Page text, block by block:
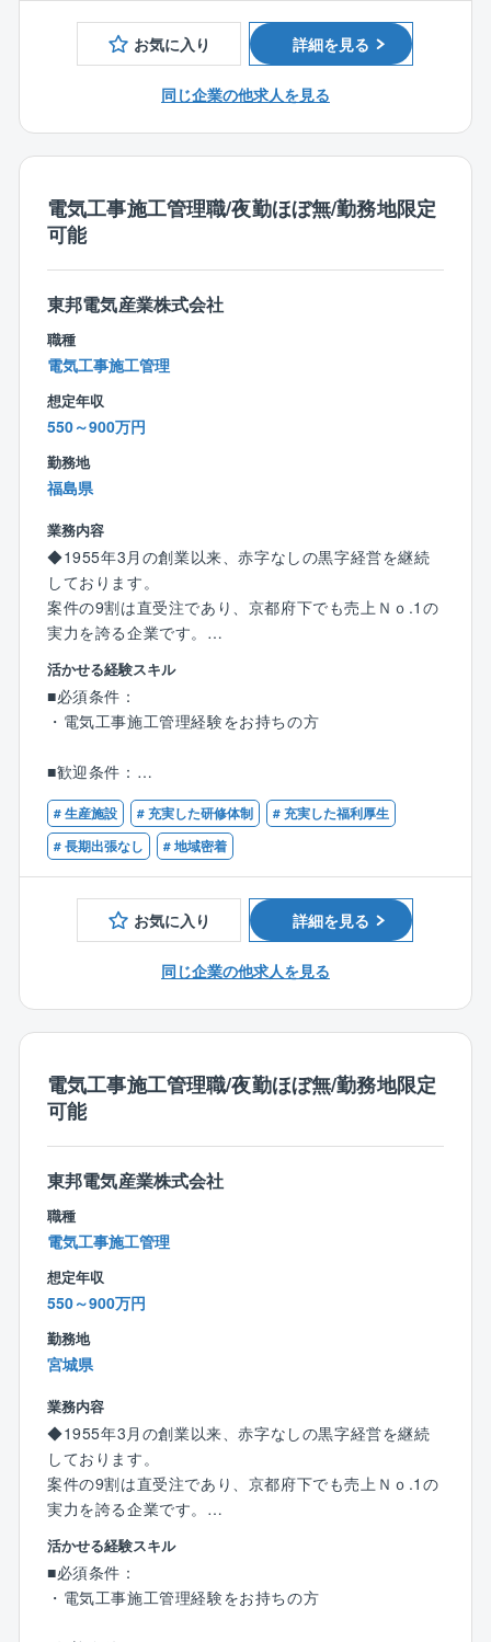
す。
■建物内部での業務
・高圧幹線工事
・生産設備のための電気工事
・照明工事・放送設備工事・自動火災報知設備
・ネットワーク工事・セキュリティ工事など
・受電設備工事
・変電設備工事
・再生可能エネルギー設備工事など
【働き方について】
張している人の方が少ないです。
・残業時間を減らすために建設ディレクターのポジシ
ョンを設けるなど、施工管理の負担を減らすための施
策を積極的に取り入れています。
【配属部署について】
現在、12名が在籍しております（20代7人、30代1人、
40代4人）。
【定年制度について】
選択定年制65歳
60歳～65歳の間で定年のご年齢を選択できます。
また、働く意欲がある方に関しては、相談のうえ65歳
す。
お気に入り 詳細を見る
同じ企業の他求人を見る
電気工事施工管理職/夜勤ほぼ無/勤務地限定
可能
東邦電気産業株式会社
職種
電気工事施工管理
想定年収
550～900万円
勤務地
福島県
業務内容
◆1955年3月の創業以来、赤字なしの黒字経営を継続
しております。
案件の9割は直受注であり、京都府下でも売上Ｎｏ.1の
実力を誇る企業です。
【業務内容】
同社と長年お取引のある大手メーカー様の工場にて、
小規模～大規模の施工管理（電気）業務をお任せしま
【業務詳細】
配属当初は先輩社員につきながら業務を学んでいただ
き、その後に下記の業務を徐々にお任せしていきま
す。
■建物内部での業務
・高圧幹線工事
・生産設備のための電気工事
・照明工事・放送設備工事・自動火災報知設備
・ネットワーク工事・セキュリティ工事など
・受電設備工事
・変電設備工事
・再生可能エネルギー設備工事など
【働き方について】
張している人の方が少ないです。
・残業時間を減らすために建設ディレクターのポジシ
ョンを設けるなど、施工管理の負担を減らすための施
策を積極的に取り入れています。
【定年制度について】
選択定年制65歳
60歳～65歳の間で定年のご年齢を選択できます。
また、働く意欲がある方に関しては、相談のうえ65歳
を超えてもご就業いただいている方もいらっしゃいま
す。
同社には、現在70代でご活躍されている方もいます。
活かせる経験スキル
■必須条件：
・電気工事施工管理経験をお持ちの方
■歓迎条件：
・第一種・第二種電気工事士の有資格者
・電気工事施工管理技士１級もしくは２級の有資格者
# 生産施設 # 充実した研修体制
# 充実した福利厚生
# 長期出張なし
# 地域密着
お気に入り 詳細を見る
同じ企業の他求人を見る
電気工事施工管理職/夜勤ほぼ無/勤務地限定
可能
東邦電気産業株式会社
職種
電気工事施工管理
想定年収
550～900万円
勤務地
宮城県
業務内容
◆1955年3月の創業以来、赤字なしの黒字経営を継続
しております。
案件の9割は直受注であり、京都府下でも売上Ｎｏ.1の
実力を誇る企業です。
【業務内容】
同社と長年お取引のある大手メーカー様の工場にて、
小規模～大規模の施工管理（電気）業務をお任せしま
活かせる経験スキル
■必須条件：
・電気工事施工管理経験をお持ちの方